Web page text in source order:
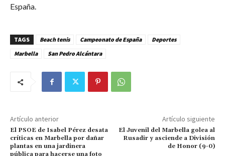
España.
TAGS Beach tenis Campeonato de España
Deportes
Marbella
San Pedro Alcántara
Artículo anterior
El PSOE de Isabel Pérez desata
críticas en Marbella por dañar
plantas en una jardinera
pública para hacerse una foto
Artículo siguiente
El Juvenil del Marbella golea al
Rusadir y asciende a División
de Honor (9-0)